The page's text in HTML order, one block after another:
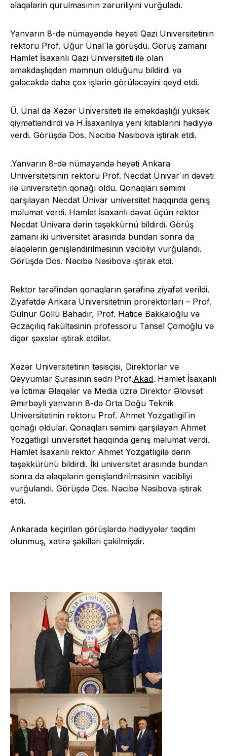
əlaqələrin qurulmasının zəruriliyini vurğuladı.
Yanvarın 8-də nümayəndə heyəti Qazi Universitetinin
rektoru Prof. Uğur Ünal`la görüşdü. Görüş zamanı
Hamlet İsaxanlı Qazi Universiteti ilə olan
əməkdaşlıqdan məmnun olduğunu bildirdi və
gələcəkdə daha çox işlərin görüləcəyini qeyd etdi.
Ü. Ünal da Xəzər Universiteti ilə əməkdaşlığı yüksək
qiymətləndirdi və H.İsaxanlıya yeni kitablarini hədiyyə
verdi. Görüşdə Dos. Nəcibə Nəsibova iştirak etdi.
.Yanvarın 8-də nümayəndə heyəti Ankara
Universitetsinin rektoru Prof. Necdat Ünivar`ın dəvəti
ilə üniversitetin qonağı oldu. Qonaqları səmimi
qarşılayan Necdat Ünivar universitet haqqında geniş
məlumat verdi. Hamlet İsaxanlı dəvət üçün rektor
Necdat Ünivara dərin təşəkkürnü bildirdi. Görüş
zamanı iki universitet arasında bundan sonra da
əlaqələrin genişləndiril­məsinin vacibliyi vurğulandı.
Görüşdə Dos. Nəcibə Nəsibova iştirak etdi.
Rektor tərəfindən qonaqların şərəfinə ziyafət verildi.
Ziyafətdə Ankara Universitetnin prorektorları – Prof.
Gülnur Göllü Bahadır, Prof. Hatice Bakkaloğlu və
Əczaçılıq fakültəsinin professoru Tansel Çomoğlu və
digər şəxslər iştirak etdilər.
Xəzər Universitetinin təsisçisi, Direktorlar və
Qəyyumlar Şurasının sədri Prof.Akad. Hamlet İsaxanlı
və İctimai Əlaqələr və Media üzrə Direktor Əlövsət
Əmirbəyli yanvarın 8-də Orta Doğu Teknik
Universitetinin rek­toru Prof. Ahmet Yozgatlıgil`in
qonağı oldular. Qonaqları səmimi qarşılayan Ahmet
Yozgatlıgil universitet haqqında geniş məlumat verdi.
Hamlet İsaxanlı rektor Ahmet Yozgatlıgilə dərin
təşəkkü­rünü bildirdi. İki universitet arasında bundan
sonra da əlaqələrin genişləndirilməsinin vacibliyi
vurğulandı. Görüşdə Dos. Nəcibə Nəsibova iştirak
etdi.
Ankarada keçirilən görüşlərdə hədiyyələr təqdim
olunmuş, xatirə şəkilləri çəkilmişdir.